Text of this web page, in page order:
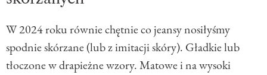
W 2024 roku równie chętnie co jeansy nosiłyśmy
spodnie skórzane (lub z imitacji skóry). Gładkie lub
tłoczone w drapieżne wzory. Matowe i na wysoki